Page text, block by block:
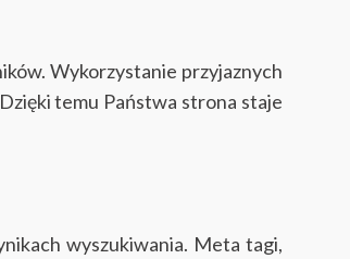
Wykorzystanie przyjaznych
temu Państwa strona staje
wyszukiwania. Meta tagi,